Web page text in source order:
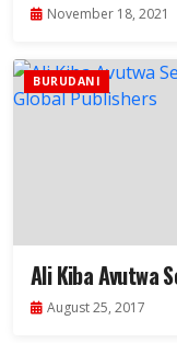
November 18, 2021
BURUDANI
Ali Kiba Avutwa
August 25, 2017